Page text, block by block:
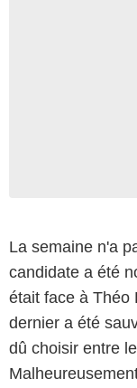
La semaine n'a
candidate a été
était face à Théo
dernier a été
dû choisir entre